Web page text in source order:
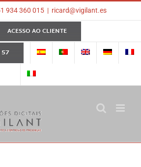
934 360 015 | ricard@vigilant.es
ACESSO AO CLIENTE